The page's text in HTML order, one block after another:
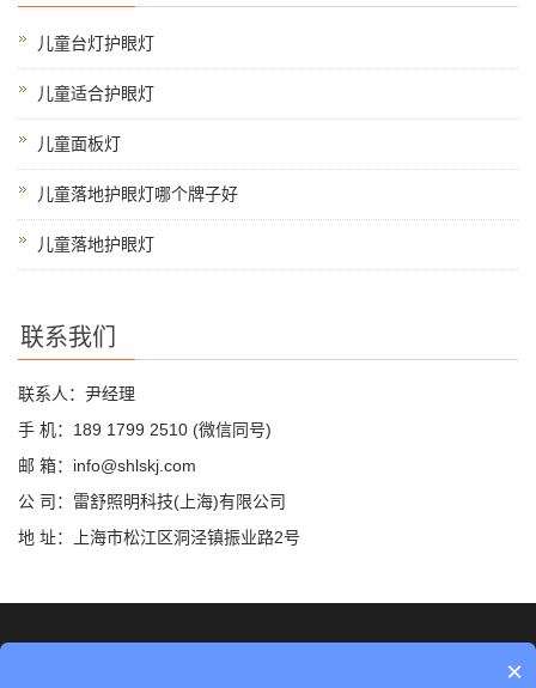
儿童台灯护眼灯
儿童适合护眼灯
儿童面板灯
儿童落地护眼灯哪个牌子好
儿童落地护眼灯
联系我们
联系人：尹经理
手 机：189 1799 2510 (微信同号)
邮 箱：info@shlskj.com
公 司：雷舒照明科技(上海)有限公司
地 址：上海市松江区洞泾镇振业路2号
×